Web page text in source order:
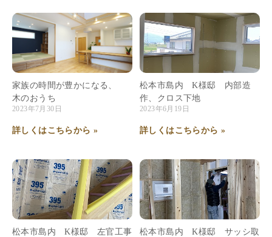
家族の時間が豊かになる、
木のおうち
2023年7月30日
詳しくはこちらから »
松本市島内 K様邸 内部造
作、クロス下地
2023年6月19日
詳しくはこちらから »
松本市島内 K様邸 左官工事
松本市島内 K様邸 サッシ取